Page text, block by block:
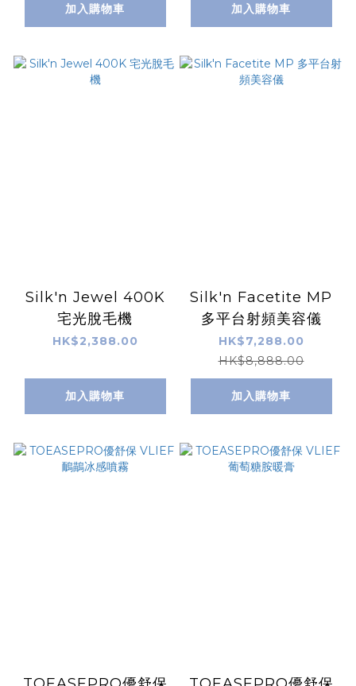
加入購物車 加入購物車
Silk'n Jewel 400K
宅光脫毛機
HK$2,388.00
加入購物車
Silk'n Facetite MP
多平台射頻美容儀
HK$7,288.00
HK$8,888.00
加入購物車